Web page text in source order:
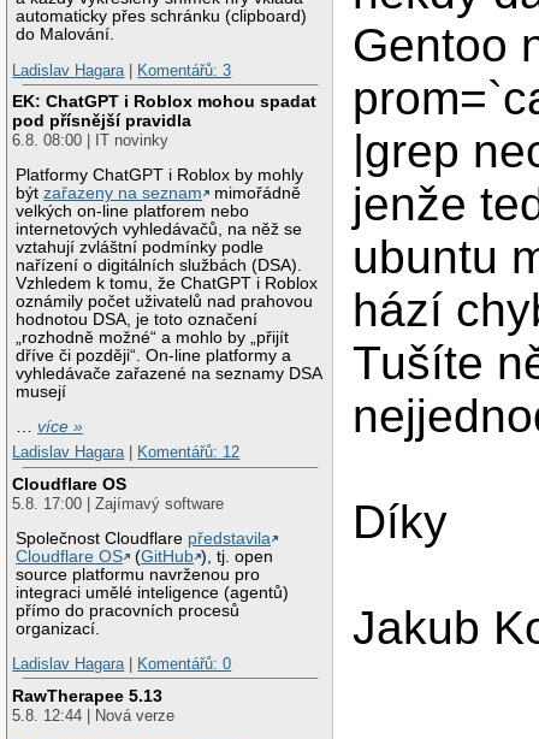
automaticky přes schránku (clipboard)
do Malování.
Ladislav Hagara
Komentářů: 3
EK: ChatGPT i Roblox mohou spadat
pod přísnější pravidla
6.8. 08:00 | IT novinky
Platformy ChatGPT i Roblox by mohly
býtzařazeny na seznam
mimořádně
velkých on-line platforem nebo
internetových vyhledávačů, na něž se
vztahují zvláštní podmínky podle
nařízení o digitálních službách (DSA).
Vzhledem k tomu, že ChatGPT i Roblox
oznámily počet uživatelů nad prahovou
hodnotou DSA, je toto označení
„rozhodně možné“ a mohlo by „přijít
dříve či později“. On-line platformy a
vyhledávače zařazené na seznamy DSA
musejí
…více »
Ladislav Hagara| Komentářů: 12
Cloudflare OS
5.8. 17:00 | Zajímavý software
Společnost Cloudflare představila
Cloudflare OS
(GitHub ), tj. open
source platformu navrženou pro
integraci umělé inteligence (agentů)
přímo do pracovních procesů
organizací.
Ladislav Hagara| Komentářů: 0
RawTherapee 5.13
5.8. 12:44 | Nová verze
Gentoo
|grep
jenže
ubuntu
hází
Tušíte
Díky
Jakub